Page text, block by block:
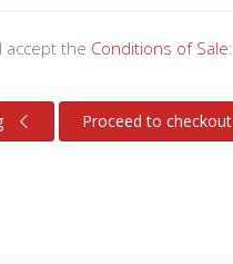
I accept the Conditions of Sale:
Proceed to checkout